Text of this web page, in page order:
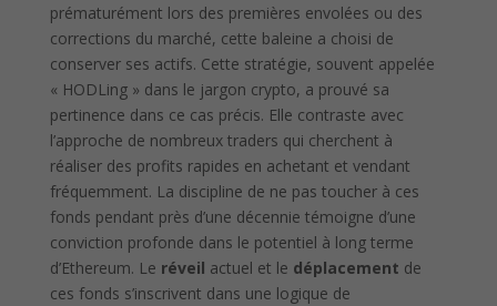
prématurément lors des premières envolées ou des
corrections du marché, cette baleine a choisi de
conserver ses actifs. Cette stratégie, souvent appelée
« HODLing » dans le jargon crypto, a prouvé sa
pertinence dans ce cas précis. Elle contraste avec
l’approche de nombreux traders qui cherchent à
réaliser des profits rapides en achetant et vendant
fréquemment. La discipline de ne pas toucher à ces
fonds pendant près d’une décennie témoigne d’une
conviction profonde dans le potentiel à long terme
d’Ethereum. Le réveil actuel et le déplacement de
ces fonds s’inscrivent dans une logique de